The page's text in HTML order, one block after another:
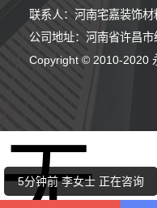
联系人：河南宅嘉装饰材
Copyright © 2010-2020
3分钟前 马女士 正在咨询
5分钟前 李女士 正在咨询